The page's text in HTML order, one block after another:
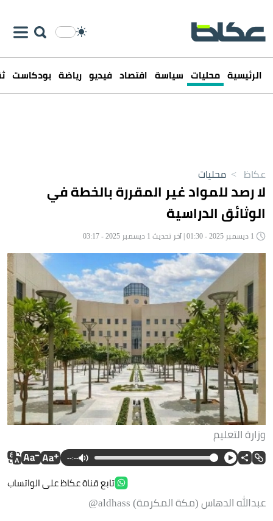
الرئيسية محليات سياسة اقتصاد فيديو رياضة بودكاست
عكاظ > محليات
لا رصد للمواد غير المقررة بالخطة في
الوثائق الدراسية
وزارة التعليم
--:--
تابع قناة عكاظ على الواتساب
عبدالله الدهاس (مكة المكرمة) aldhass@